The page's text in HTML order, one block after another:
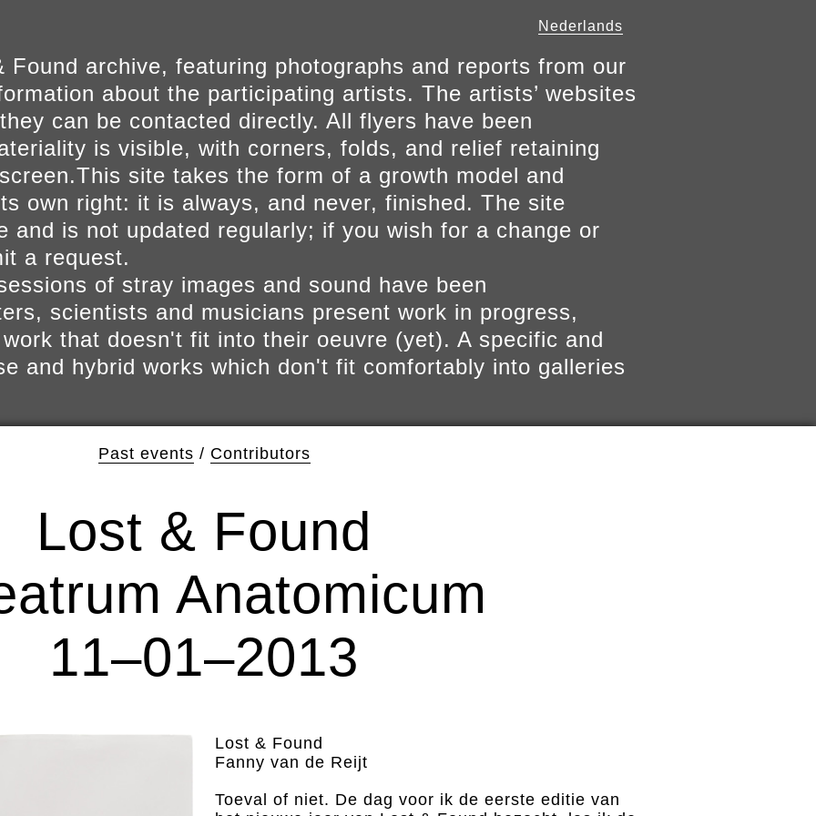
Nederlands
Found archive, featuring photographs and reports from our
about the participating artists. The artists’ websites
can be contacted directly. All flyers have been
is visible, with corners, folds, and relief retaining
site takes the form of a growth model and
own right: it is always, and never, finished. The site
and is not updated regularly; if you wish for a change or
a request.
of stray images and sound have been
scientists and musicians present work in progress,
that doesn't fit into their oeuvre (yet). A specific and
and hybrid works which don't fit comfortably into galleries
Past events / Contributors
Lost & Found
Anatomicum
11–01–2013
Lost & Found
Fanny van de Reijt
Toeval of niet. De dag voor ik de eerste editie van